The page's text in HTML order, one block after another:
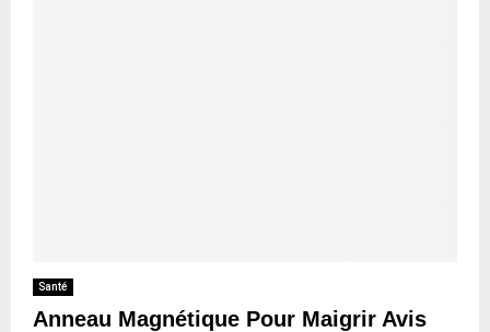
Santé
Anneau Magnétique Pour Maigrir Avis